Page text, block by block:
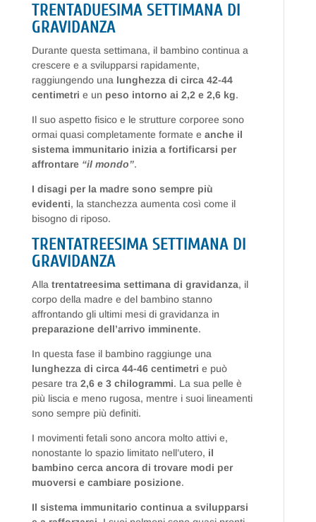
TRENTADUESIMA SETTIMANA DI
GRAVIDANZA
Durante questa settimana, il bambino continua a
crescere e a svilupparsi rapidamente,
raggiungendo una lunghezza di circa 42-44
centimetri e un peso intorno ai 2,2 e 2,6 kg.
Il suo aspetto fisico e le strutture corporee sono
ormai quasi completamente formate e anche il
sistema immunitario inizia a fortificarsi per
affrontare “il mondo”.
I disagi per la madre sono sempre più
evidenti, la stanchezza aumenta così come il
bisogno di riposo.
TRENTATREESIMA SETTIMANA DI
GRAVIDANZA
Allatrentatreesima settimana di gravidanza, il
corpo della madre e del bambino stanno
affrontando gli ultimi mesi di gravidanza in
preparazione dell’arrivo imminente.
In questa fase il bambino raggiunge una
lunghezza di circa 44-46 centimetri e può
pesare tra 2,6 e 3 chilogrammi. La sua pelle è
più liscia e meno rugosa, mentre i suoi lineamenti
sono sempre più definiti.
I movimenti fetali sono ancora molto attivi e,
nonostante lo spazio limitato nell’utero, il
bambino cerca ancora di trovare modi per
muoversi e cambiare posizione.
Il sistema immunitario continua a svilupparsi